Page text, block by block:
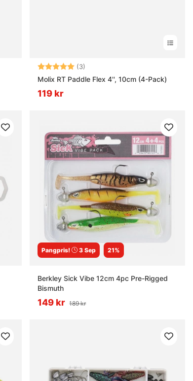
Betyg: (3)
Molix RT Paddle Flex 4'', 10cm (4-Pack)
119 kr
Pangpris! 3 Sep 21%
Berkley Sick Vibe 12cm 4pc Pre-Rigged
Bismuth
149 kr 189 kr